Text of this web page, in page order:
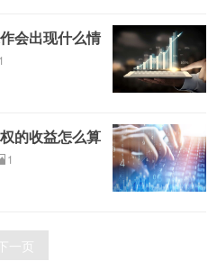
会出现什么情
1
的收益怎么算
1
下一页